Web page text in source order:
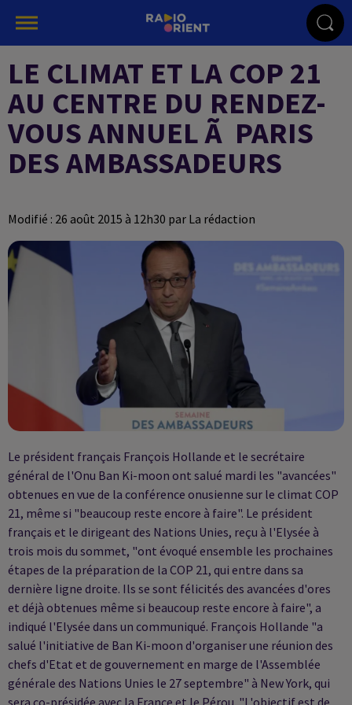
LE CLIMAT ET LA COP 21
AU CENTRE DU RENDEZ-
VOUS ANNUEL Ã PARIS
DES AMBASSADEURS
Modifié : 26 août 2015 à 12h30 par La rédaction
Le président français François Hollande et le secrétaire
général de l'Onu Ban Ki-moon ont salué mardi les "avancées"
obtenues en vue de la conférence onusienne sur le climat COP
21, même si "beaucoup reste encore à faire". Le président
français et le dirigeant des Nations Unies, reçu à l'Elysée à
trois mois du sommet, "ont évoqué ensemble les prochaines
étapes de la préparation de la COP 21, qui entre dans sa
dernière ligne droite. Ils se sont félicités des avancées d'ores
et déjà obtenues même si beaucoup reste encore à faire", a
indiqué l'Elysée dans un communiqué. François Hollande "a
salué l'initiative de Ban Ki-moon d'organiser une réunion des
chefs d'Etat et de gouvernement en marge de l'Assemblée
générale des Nations Unies le 27 septembre" à New York, qui
sera co-présidée avec la France et le Pérou. "L'objectif est de